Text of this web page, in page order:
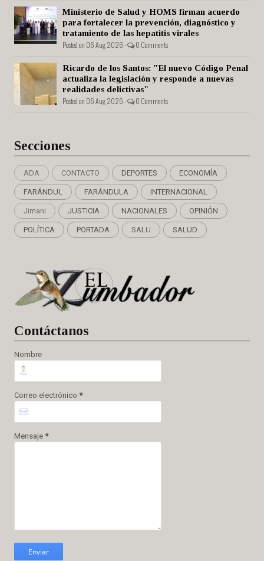
Ministerio de Salud y HOMS firman acuerdo
para fortalecer la prevención, diagnóstico y
tratamiento de las hepatitis virales
Posted on 06 Aug 2026 - 0 Comments
Ricardo de los Santos: "El nuevo Código Penal
actualiza la legislación y responde a nuevas
realidades delictivas"
Posted on 06 Aug 2026 - 0 Comments
Secciones
ADA CONTACTO DEPORTES ECONOMÍA
FARÁNDUL FARÁNDULA INTERNACIONAL
Jimani JUSTICIA NACIONALES OPINIÓN
POLÍTICA PORTADA SALU SALUD
Contáctanos
Nombre
Correo electrónico *
Mensaje *